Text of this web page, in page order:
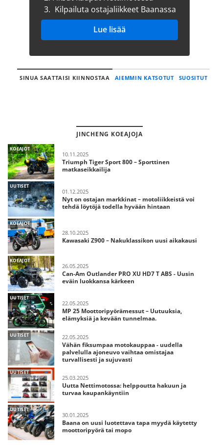
3. Kilpailuta ostajaliikkeet Baanassa
Lue lisää
SINUA SAATTAISI KIINNOSTAA AIEMMIN KATSOTUT SUOSITUT
JINCHENG KOEAJOJA
KOEAJOT
10.11.2025
Triumph Tiger Sport 800 – Sporttinen
matkaseikkailija
UUTISET
01.12.2025
Nyt on ostajan markkinat – motoliikkeistä voi
tehdä löytöjä todella hyvään hintaan
KOEAJOT
28.10.2025
Kawasaki Z900 – Nakuklassikon uusi aikakausi
KOEAJOT
26.05.2025
Can-Am Outlander PRO XU HD7 T ABS - Uusin
eväin luokkansa kärkeen
UUTISET
22.05.2025
MP 25 Moottoripyörämessut – Uutuuksia,
elämyksiä ja kevään tunnelmaa.
UUTISET 22.05.2025
Vähän fiksumpaa motokauppaa - uudella
palvelulla ajoneuvo vaihtaa omistajaa
turvallisesti ja sujuvasti
UUTISET
25.03.2025
Uutta Nettimotossa: helppoutta hakuun ja
turvaa kaupankäyntiin
UUTISET
30.01.2025
Baana on uusi luotettava tapa myydä käytetty
moottoripyörä tai mopo